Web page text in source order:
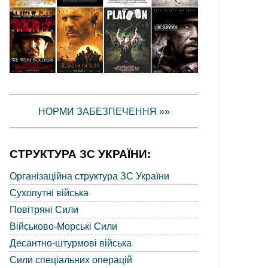
НОРМИ ЗАБЕЗПЕЧЕННЯ »»
СТРУКТУРА ЗС УКРАЇНИ:
Організаційна структура ЗС України
Сухопутні війська
Повітряні Сили
Військово-Морські Сили
Десантно-штурмові війська
Сили спеціальних операцій